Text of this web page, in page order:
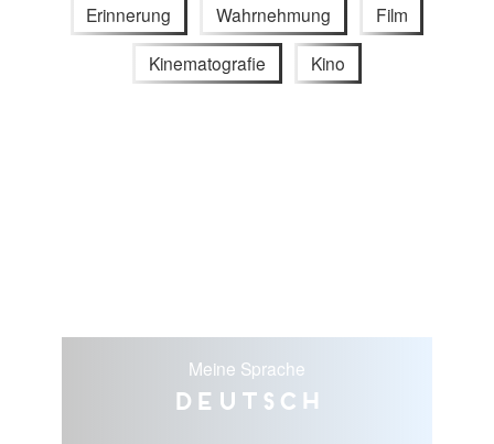
Erinnerung Wahrnehmung Film
Kinematografie Kino
Meine Sprache
Deutsch